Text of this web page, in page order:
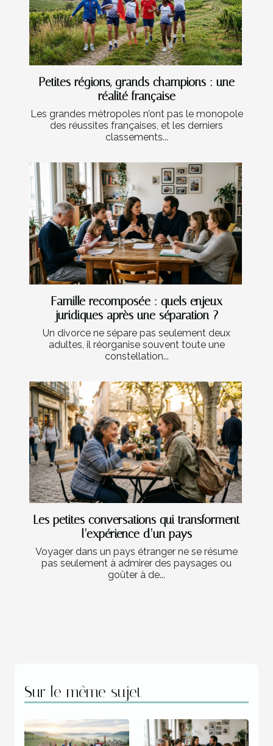
Petites régions, grands champions : une
réalité française
Les grandes métropoles n’ont pas le monopole
des réussites françaises, et les derniers
classements...
Famille recomposée : quels enjeux
juridiques après une séparation ?
Un divorce ne sépare pas seulement deux
adultes, il réorganise souvent toute une
constellation...
Les petites conversations qui transforment
l’expérience d’un pays
Voyager dans un pays étranger ne se résume
pas seulement à admirer des paysages ou
goûter à de...
Sur le même sujet